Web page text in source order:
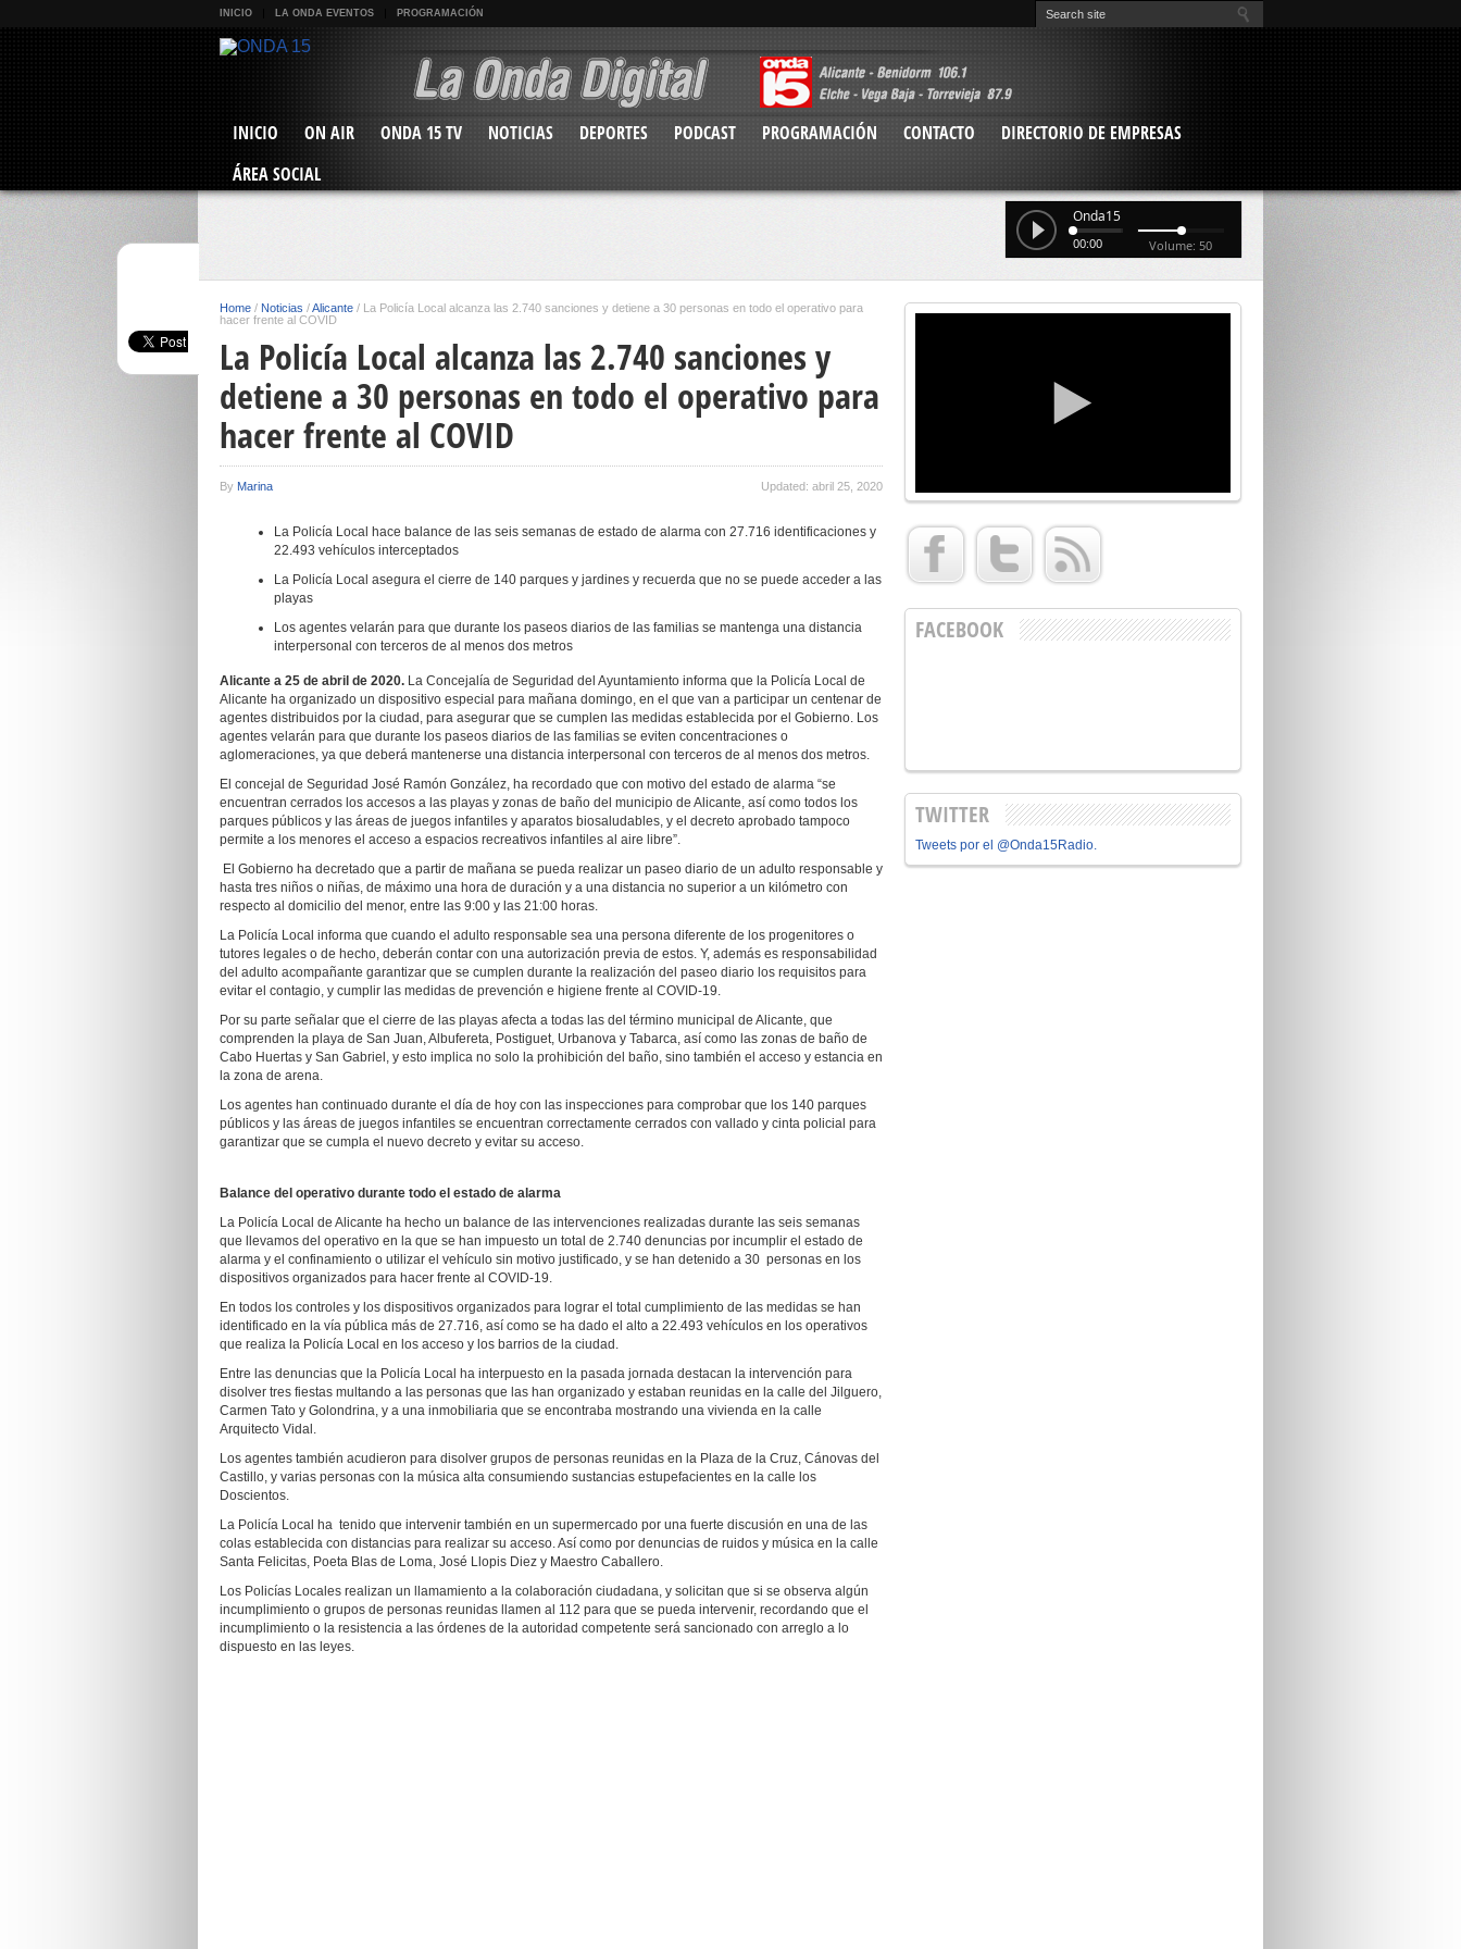
INICIO LA ONDA EVENTOS PROGRAMACIÓN
INICIO ON AIR ONDA 15 TV NOTICIAS DEPORTES PODCAST PROGRAMACIÓN CONTACTO
DIRECTORIO DE EMPRESAS
ÁREA SOCIAL
Onda15
00:00 Volume: 50
Home / Noticias /Alicante / La Policía Local alcanza las 2.740 sanciones y detiene a 30 personas en todo el operativo para
hacer frente al COVID
La Policía Local alcanza las 2.740 sanciones y
detiene a 30 personas en todo el operativo para
hacer frente al COVID
By Marina Updated: abril 25, 2020
La Policía Local hace balance de las seis semanas de estado de alarma con 27.716 identificaciones y
22.493 vehículos interceptados
La Policía Local asegura el cierre de 140 parques y jardines y recuerda que no se puede acceder a las
playas
Los agentes velarán para que durante los paseos diarios de las familias se mantenga una distancia
interpersonal con terceros de al menos dos metros
Alicante a 25 de abril de 2020. La Concejalía de Seguridad del Ayuntamiento informa que la Policía Local de
Alicante ha organizado un dispositivo especial para mañana domingo, en el que van a participar un centenar de
agentes distribuidos por la ciudad, para asegurar que se cumplen las medidas establecida por el Gobierno. Los
agentes velarán para que durante los paseos diarios de las familias se eviten concentraciones o
aglomeraciones, ya que deberá mantenerse una distancia interpersonal con terceros de al menos dos metros.
El concejal de Seguridad José Ramón González, ha recordado que con motivo del estado de alarma “se
encuentran cerrados los accesos a las playas y zonas de baño del municipio de Alicante, así como todos los
parques públicos y las áreas de juegos infantiles y aparatos biosaludables, y el decreto aprobado tampoco
permite a los menores el acceso a espacios recreativos infantiles al aire libre”.
El Gobierno ha decretado que a partir de mañana se pueda realizar un paseo diario de un adulto responsable y
hasta tres niños o niñas, de máximo una hora de duración y a una distancia no superior a un kilómetro con
respecto al domicilio del menor, entre las 9:00 y las 21:00 horas.
La Policía Local informa que cuando el adulto responsable sea una persona diferente de los progenitores o
tutores legales o de hecho, deberán contar con una autorización previa de estos. Y, además es responsabilidad
del adulto acompañante garantizar que se cumplen durante la realización del paseo diario los requisitos para
evitar el contagio, y cumplir las medidas de prevención e higiene frente al COVID-19.
Por su parte señalar que el cierre de las playas afecta a todas las del término municipal de Alicante, que
comprenden la playa de San Juan, Albufereta, Postiguet, Urbanova y Tabarca, así como las zonas de baño de
Cabo Huertas y San Gabriel, y esto implica no solo la prohibición del baño, sino también el acceso y estancia en
la zona de arena.
Los agentes han continuado durante el día de hoy con las inspecciones para comprobar que los 140 parques
públicos y las áreas de juegos infantiles se encuentran correctamente cerrados con vallado y cinta policial para
garantizar que se cumpla el nuevo decreto y evitar su acceso.
Balance del operativo durante todo el estado de alarma
La Policía Local de Alicante ha hecho un balance de las intervenciones realizadas durante las seis semanas
que llevamos del operativo en la que se han impuesto un total de 2.740 denuncias por incumplir el estado de
alarma y el confinamiento o utilizar el vehículo sin motivo justificado, y se han detenido a 30 personas en los
dispositivos organizados para hacer frente al COVID-19.
En todos los controles y los dispositivos organizados para lograr el total cumplimiento de las medidas se han
identificado en la vía pública más de 27.716, así como se ha dado el alto a 22.493 vehículos en los operativos
que realiza la Policía Local en los acceso y los barrios de la ciudad.
Entre las denuncias que la Policía Local ha interpuesto en la pasada jornada destacan la intervención para
disolver tres fiestas multando a las personas que las han organizado y estaban reunidas en la calle del Jilguero,
Carmen Tato y Golondrina, y a una inmobiliaria que se encontraba mostrando una vivienda en la calle
Arquitecto Vidal.
Los agentes también acudieron para disolver grupos de personas reunidas en la Plaza de la Cruz, Cánovas del
Castillo, y varias personas con la música alta consumiendo sustancias estupefacientes en la calle los
Doscientos.
La Policía Local ha tenido que intervenir también en un supermercado por una fuerte discusión en una de las
colas establecida con distancias para realizar su acceso. Así como por denuncias de ruidos y música en la calle
Santa Felicitas, Poeta Blas de Loma, José Llopis Diez y Maestro Caballero.
Los Policías Locales realizan un llamamiento a la colaboración ciudadana, y solicitan que si se observa algún
incumplimiento o grupos de personas reunidas llamen al 112 para que se pueda intervenir, recordando que el
incumplimiento o la resistencia a las órdenes de la autoridad competente será sancionado con arreglo a lo
dispuesto en las leyes.
FACEBOOK
TWITTER
Tweets por el @Onda15Radio.